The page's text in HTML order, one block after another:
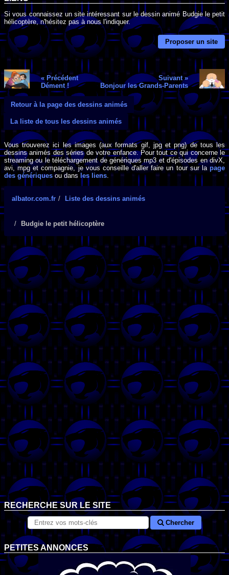
Si vous connaissez un site intéressant sur le dessin animé Budgie le petit
hélicoptère, n'hésitez pas à nous l'indiquer.
Proposer un site
« Précédent
Dément !
Suivant »
Bonjour les Grands-Parents
Retour à la page des dessins animés
La liste de tous les dessins animés
Vous trouverez ici les images (aux formats gif, jpg et png) de tous les
dessins animés des séries de votre enfance. Pour tout ce qui concerne le
streaming ou le téléchargement de génériques mp3 et d'épisodes en divX,
avi, mpg et compagnie, je vous conseille d'aller faire un tour sur lapage
des génériques ou dans les liens
albator.com.fr Liste des dessins animés
Budgie le petit hélicoptère
RECHERCHE SUR LE SITE
Chercher
PETITES ANNONCES